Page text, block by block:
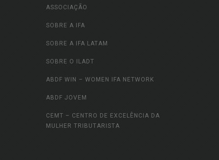
ASSOCIAÇÃO
SOBRE A IFA
SOBRE A IFA LATAM
SOBRE O ILADT
ABDF WIN – WOMEN IFA NETWORK
ABDF JOVEM
CEMT – CENTRO DE EXCELÊNCIA DA
MULHER TRIBUTARISTA